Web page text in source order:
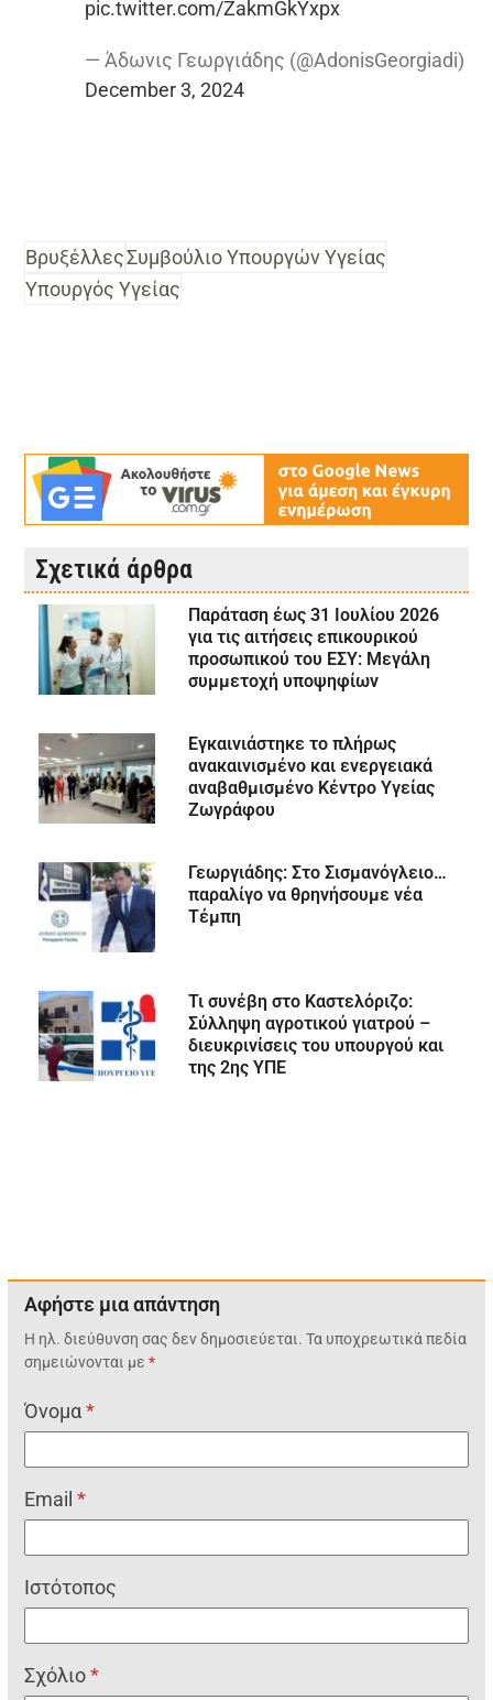
pic.twitter.com/ZakmGkYxpx
— Άδωνις Γεωργιάδης (@AdonisGeorgiadi)
December 3, 2024
ΒρυξέλλεςΣυμβούλιο Υπουργών Υγείας
Υπουργός Υγείας
Σχετικά άρθρα
Παράταση έως 31 Ιουλίου 2026
για τις αιτήσεις επικουρικού
προσωπικού του ΕΣΥ: Μεγάλη
συμμετοχή υποψηφίων
Εγκαινιάστηκε το πλήρως
ανακαινισμένο και ενεργειακά
αναβαθμισμένο Κέντρο Υγείας
Ζωγράφου
Γεωργιάδης: Στο Σισμανόγλειο…
παραλίγο να θρηνήσουμε νέα
Τέμπη
Τι συνέβη στο Καστελόριζο:
Σύλληψη αγροτικού γιατρού –
διευκρινίσεις του υπουργού και
της 2ης ΥΠΕ
Αφήστε μια απάντηση
Η ηλ. διεύθυνση σας δεν δημοσιεύεται. Τα υποχρεωτικά πεδία
σημειώνονται με*
Όνομα*
Email*
Ιστότοπος
Σχόλιο*